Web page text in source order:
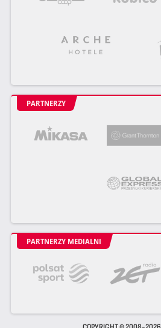
PARTNERZY
PARTNERZY MEDIALNI